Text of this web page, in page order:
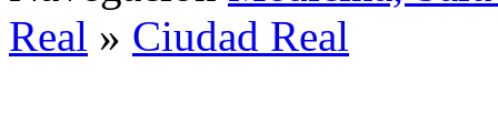
Real » Ciudad Real